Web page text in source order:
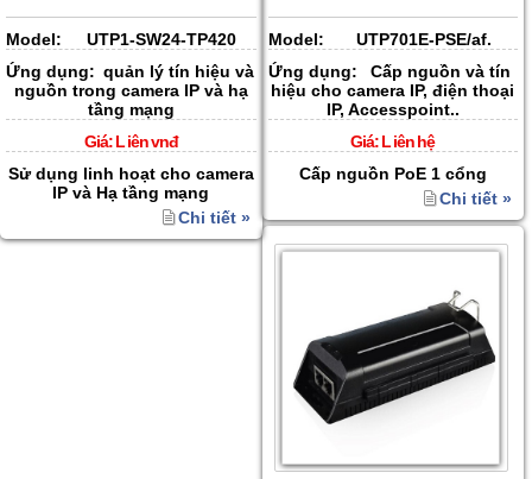
Model:
UTP1-SW24-TP420
Ứng dụng: quản lý tín hiệu và
nguồn trong camera IP và hạ
tầng mạng
Giá:L iên vnđ
Sử dụng linh hoạt cho camera
IP và Hạ tầng mạng
Chi tiết »
Model:
UTP701E-PSE/af.
Ứng dụng:
Cấp nguồn và tín
hiệu cho camera IP, điện thoại
IP, Accesspoint..
Giá:L iên hệ
Cấp nguồn PoE 1 cổng
Chi tiết »